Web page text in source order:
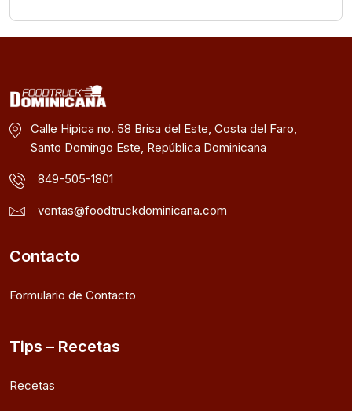
Calle Hípica no. 58 Brisa del Este, Costa del Faro,
Santo Domingo Este, República Dominicana
849-505-1801
ventas@foodtruckdominicana.com
Contacto
Formulario de Contacto
Tips – Recetas
Recetas